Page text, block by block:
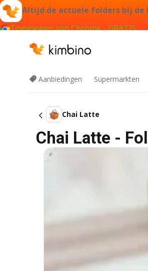
Altijd de actuele folders bij de
Toevoegen aan Chrome - GRATIS
Aanbiedingen Supermarkten
Chai Latte
Chai Latte -